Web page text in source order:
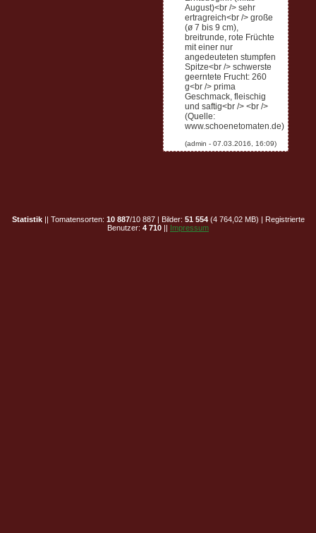
August)<br /> sehr
ertragreich<br /> große
(ø 7 bis 9 cm),
breitrunde, rote Früchte
mit einer nur
angedeuteten stumpfen
Spitze<br /> schwerste
geerntete Frucht: 260
g<br /> prima
Geschmack, fleischig
und saftig<br /> <br />
(Quelle:
www.schoenetomaten.de)
Statistik|| Tomatensorten: 10 887/10 887 | Bilder: 51 554(4 764,02 MB) | Registrierte
Benutzer: 4 710 || Impressum